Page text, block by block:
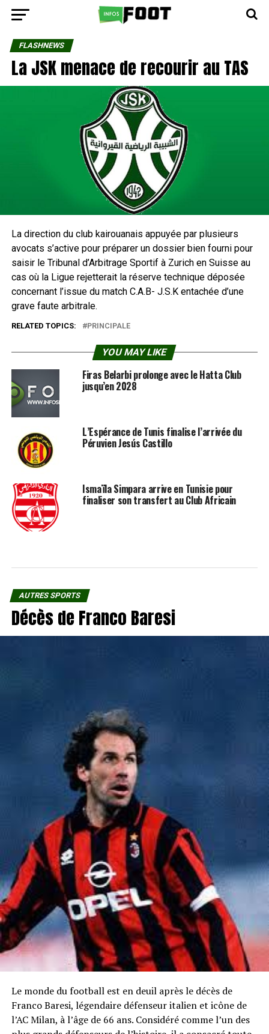
FLASHNEWS
La JSK menace de recourir au TAS
La direction du club kairouanais appuyée par plusieurs
avocats s’active pour préparer un dossier bien fourni pour
saisir le Tribunal d’Arbitrage Sportif à Zurich en Suisse au
cas où la Ligue rejetterait la réserve technique déposée
concernant l’issue du match C.A.B- J.S.K entachée d’une
grave faute arbitrale.
RELATED TOPICS: PRINCIPALE
YOU MAY LIKE
Firas Belarbi prolonge avec le Hatta Club
jusqu’en 2028
L’Espérance de Tunis finalise l’arrivée du
Péruvien Jesús Castillo
Ismaïla Simpara arrive en Tunisie pour
finaliser son transfert au Club Africain
AUTRES SPORTS
Décès de Franco Baresi
Le monde du football est en deuil après le décès de
Franco Baresi, légendaire défenseur italien et icône de
l’AC Milan, à l’âge de 66 ans. Considéré comme l’un des